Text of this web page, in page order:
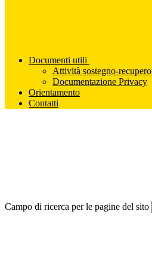
Documenti utili
Attività sostegno-recupero
Documentazione Privacy
Orientamento
Contatti
Campo di ricerca per le pagine del sito